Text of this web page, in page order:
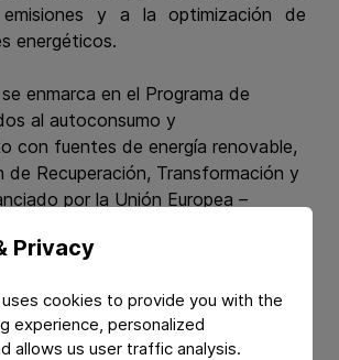
Privacy
cookies to provide you with the
experience, personalized
allows us user traffic analysis.
y a la optimización de
energéticos.
enmarca en el Programa de
al autoconsumo y
con fuentes de energía renovable,
de Recuperación, Transformación y
por la Unión Europea –
700 kW